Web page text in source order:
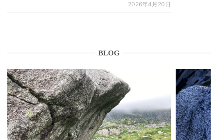
2026年4月20日
BLOG